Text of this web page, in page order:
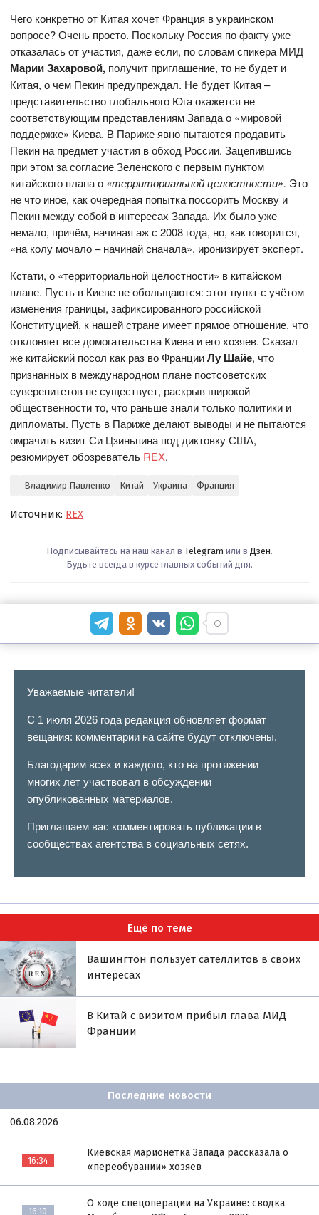
Чего конкретно от Китая хочет Франция в украинском
вопросе? Очень просто. Поскольку Россия по факту уже
отказалась от участия, даже если, по словам спикера МИД
Марии Захаровой, получит приглашение, то не будет и
Китая, о чем Пекин предупреждал. Не будет Китая –
представительство глобального Юга окажется не
соответствующим представлениям Запада о «мировой
поддержке» Киева. В Париже явно пытаются продавить
Пекин на предмет участия в обход России. Зацепившись
при этом за согласие Зеленского с первым пунктом
китайского плана о «территориальной целостности». Это
не что иное, как очередная попытка поссорить Москву и
Пекин между собой в интересах Запада. Их было уже
немало, причём, начиная аж с 2008 года, но, как говорится,
«на колу мочало – начинай сначала», иронизирует эксперт.
Кстати, о «территориальной целостности» в китайском
плане. Пусть в Киеве не обольщаются: этот пункт с учётом
изменения границы, зафиксированного российской
Конституцией, к нашей стране имеет прямое отношение, что
отклоняет все домогательства Киева и его хозяев. Сказал
же китайский посол как раз во ФранцииЛу Шайе, что
признанных в международном плане постсоветских
суверенитетов не существует, раскрыв широкой
общественности то, что раньше знали только политики и
дипломаты. Пусть в Париже делают выводы и не пытаются
омрачить визит Си Цзиньпина под диктовку США,
резюмирует обозреватель REX.
Владимир Павленко Китай Украина Франция
Источник: REX
Подписывайтесь на наш канал в Telegram или в Дзен.
Будьте всегда в курсе главных событий дня.
Уважаемые читатели!
С 1 июля 2026 года редакция обновляет формат
вещания: комментарии на сайте будут отключены.
Благодарим всех и каждого, кто на протяжении
многих лет участвовал в обсуждении
опубликованных материалов.
Приглашаем вас комментировать публикации в
сообществах агентства в социальных сетях.
Ещё по теме
Вашингтон пользует сателлитов в своих
интересах
В Китай с визитом прибыл глава МИД
Франции
Последние новости
06.08.2026
16:34
Киевская марионетка Запада рассказала о
«переобувании» хозяев
16:10
О ходе спецоперации на Украине: сводка